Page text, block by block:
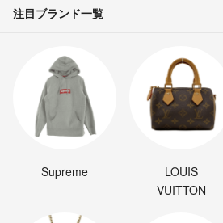
注目ブランド一覧
Supreme
LOUIS
VUITTON